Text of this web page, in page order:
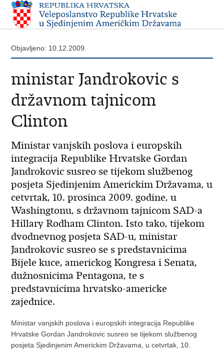
Objavljeno: 10.12.2009.
ministar Jandrokovic s
državnom tajnicom
Clinton
Ministar vanjskih poslova i europskih
integracija Republike Hrvatske Gordan
Jandrokovic susreo se tijekom službenog
posjeta Sjedinjenim Americkim Državama, u
cetvrtak, 10. prosinca 2009. godine, u
Washingtonu, s državnom tajnicom SAD-a
Hillary Rodham Clinton. Isto tako, tijekom
dvodnevnog posjeta SAD-u, ministar
Jandrokovic susreo se s predstavnicima
Bijele kuce, americkog Kongresa i Senata,
dužnosnicima Pentagona, te s
predstavnicima hrvatsko-americke
zajednice.
Ministar vanjskih poslova i europskih integracija Republike
Hrvatske Gordan Jandrokovic susreo se tijekom službenog
posjeta Sjedinjenim Americkim Državama, u cetvrtak, 10.